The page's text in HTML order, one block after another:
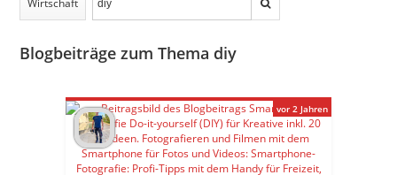
Wirtschaft
Blogbeiträge zum Thema diy
vor 2 Jahren